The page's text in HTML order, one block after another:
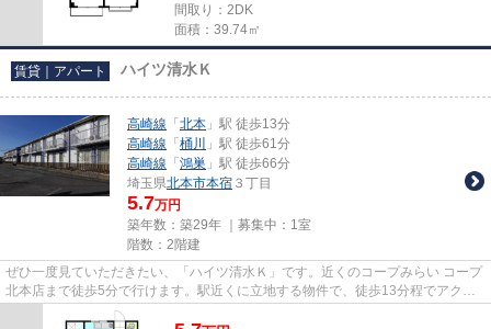
間取り：2DK
面積：39.74㎡
賃貸｜アパート ハイツ清水Ｋ
高崎線 「 北本 」駅 徒歩13分
高崎線 「 桶川
」駅 徒歩61分
高崎線 「 鴻巣 」駅 徒歩66分
埼玉県北本市本宿 ３丁目
5.7万円
築年数：築29年 ｜募集中： 1室
階数：2階建
ぜひ一度見ていただきたい、「ハイツ清水Ｋ」です。近くのコープみらい コープ
北本店まで徒歩5分で行けます。駅近くに立地する物件で、徒歩13分程でアクセ
スできます。こちらの物件で...